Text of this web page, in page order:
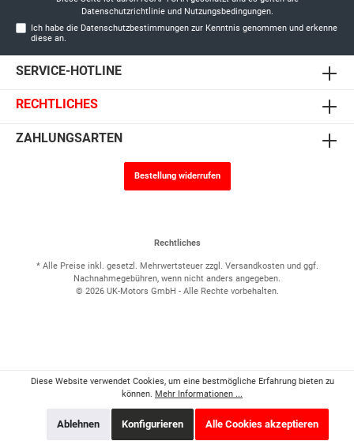
Datenschutzrichtlinieund Nutzungsbedingungen.
Ich habe die Datenschutzbestimmungen zur Kenntnis genommen und erkenne
diese an.
SERVICE-HOTLINE
RECHTLICHES
ZAHLUNGSARTEN
Bestellung widerrufen
Rechtliches
* Alle Preise inkl. gesetzl. Mehrwertsteuer zzgl. Versandkostenund ggf.
Nachnahmegebühren, wenn nicht anders angegeben.
© 2026 UK-Motors GmbH - Alle Rechte vorbehalten.
Diese Website verwendet Cookies, um eine bestmögliche Erfahrung bieten zu
können. Mehr Informationen ...
Ablehnen Konfigurieren Alle Cookies akzeptieren